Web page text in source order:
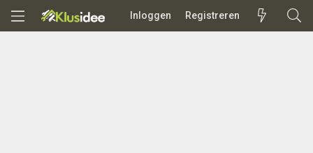
Inloggen Registreren